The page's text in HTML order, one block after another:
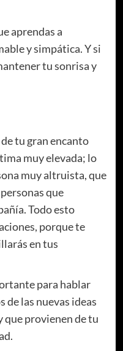
aprendas a
y simpática. Y si
tu sonrisa y
tu gran encanto
muy elevada; lo
muy altruista, que
que
Todo esto
porque te
en tus
para hablar
de las nuevas ideas
que provienen de tu